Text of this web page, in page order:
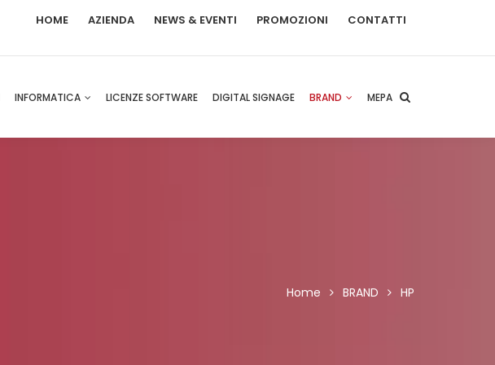
HOME AZIENDA NEWS & EVENTI PROMOZIONI CONTATTI
INFORMATICA LICENZE SOFTWARE DIGITAL SIGNAGE BRAND MEPA
Home BRAND HP